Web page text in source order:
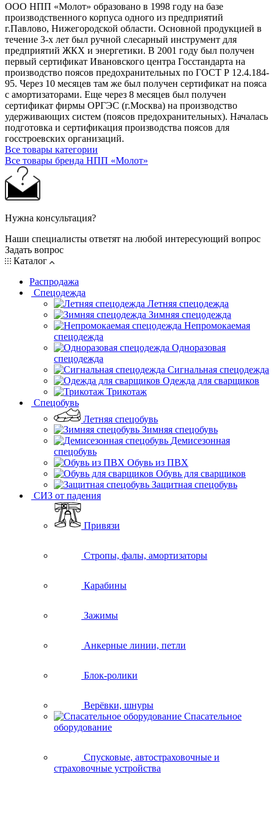
ООО НПП «Молот» образовано в 1998 году на базе
производственного корпуса одного из предприятий
г.Павлово, Нижегородской области. Основной продукцией в
течение 3-х лет был ручной слесарный инструмент для
предприятий ЖКХ и энергетики. В 2001 году был получен
первый сертификат Ивановского центра Госстандарта на
производство поясов предохранительных по ГОСТ Р 12.4.184-
95. Через 10 месяцев там же был получен сертификат на пояса
с амортизаторами. Еще через 8 месяцев был получен
сертификат фирмы ОРГЭС (г.Москва) на производство
удерживающих систем (поясов предохранительных). Началась
подготовка и сертификация производства поясов для
госстроевских организаций.
Все товары категории
Все товары бренда НПП «Молот»
Нужна консультация?
Наши специалисты ответят на любой интересующий вопрос
Задать вопрос
Каталог
Распродажа
Спецодежда
Летняя спецодежда
Зимняя спецодежда
Непромокаемая
спецодежда
Одноразовая
спецодежда
Сигнальная спецодежда
Одежда для сварщиков
Трикотаж
Спецобувь
Летняя спецобувь
Зимняя спецобувь
Демисезонная
спецобувь
Обувь из ПВХ
Обувь для сварщиков
Защитная спецобувь
СИЗ от падения
Привязи
Стропы, фалы, амортизаторы
Карабины
Зажимы
Анкерные линии, петли
Блок-ролики
Верёвки, шнуры
Спасательное
оборудование
Спусковые, автостраховочные и
страховочные устройства